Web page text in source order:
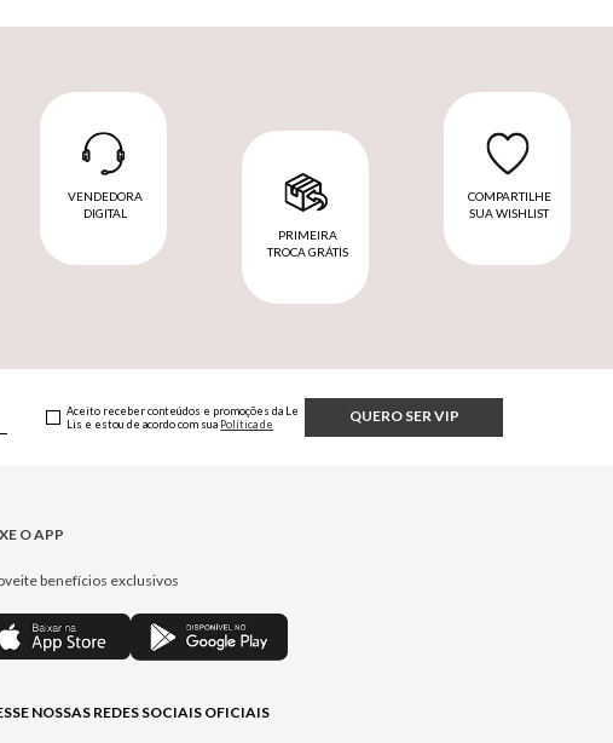
VENDEDORA
DIGITAL
PRIMEIRA
TROCA GRÁTIS
COMPARTILHE
SUA WISHLIST
QUERO SER VIP
Aceito receber conteúdos e promoções da Le
Lis e estou de acordo com sua Política de
O APP
benefícios exclusivos
NOSSAS REDES SOCIAIS OFICIAIS